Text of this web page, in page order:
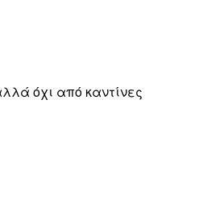
όχι από καντίνες